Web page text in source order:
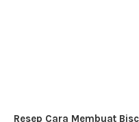
Resep Cara Membuat